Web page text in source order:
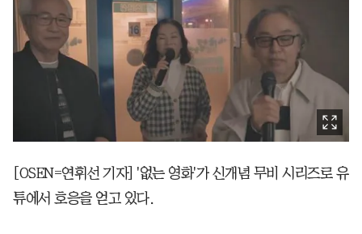
[OSEN=연휘선 기자] '없는 영화'가 신개념 무비 시리즈로 유
튜에서 호응을 얻고 있다.